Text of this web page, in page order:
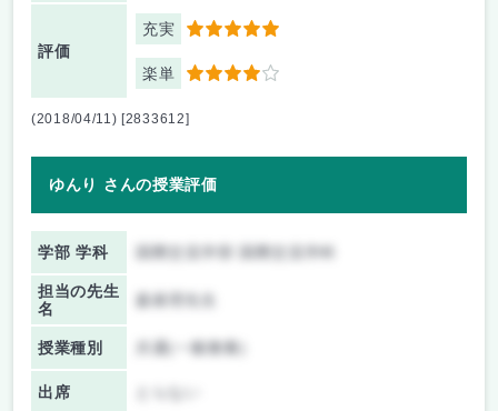
評価
充実 5
楽単 4
(2018/04/11) [2833612]
ゆんり さんの授業評価
学部 学科
担当の先生
名
森眞理先生
授業種別 共通(一般教養)
出席